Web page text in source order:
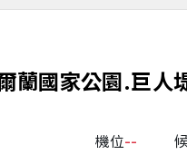
蘭國家公園.巨人
機位--